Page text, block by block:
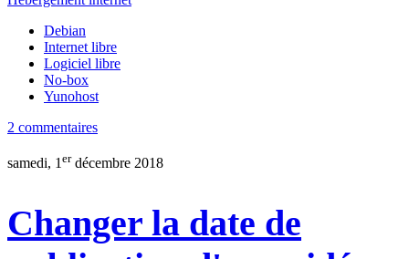
Debian
Internet libre
Logiciel libre
No-box
Yunohost
2 commentaires
samedi, 1 erdécembre 2018
Changer la date de